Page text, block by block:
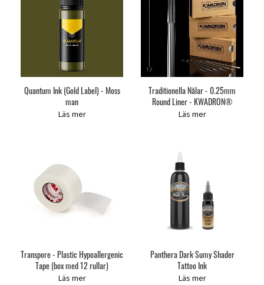
Quantum Ink (Gold Label) - Moss
man
Läs mer
Traditionella Nålar - 0.25mm
Round Liner - KWADRON®
Läs mer
Transpore - Plastic Hypoallergenic
Tape (box med 12 rullar)
Läs mer
Panthera Dark Sumy Shader
Tattoo Ink
Läs mer